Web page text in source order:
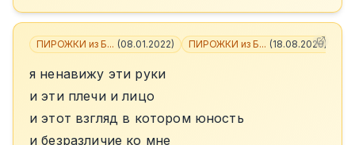
ПИРОЖКИ из Б... (08.01.2022) ПИРОЖКИ из Б... (18.08.2020)
я ненавижу эти руки
и эти плечи и лицо
и этот взгляд в котором юность
и безразличие ко мне